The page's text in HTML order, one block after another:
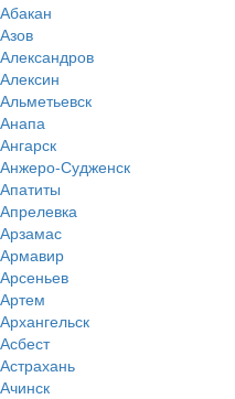
Абакан
Азов
Александров
Алексин
Альметьевск
Анапа
Ангарск
Анжеро-Судженск
Апатиты
Апрелевка
Арзамас
Армавир
Арсеньев
Артем
Архангельск
Асбест
Астрахань
Ачинск